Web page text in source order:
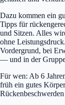
Dazu kommen ein
Tipps für
und Sitzen. Alles
ohne
Vordergrund, bei
— und in der
Für wen: Ab 6
früh ein gutes